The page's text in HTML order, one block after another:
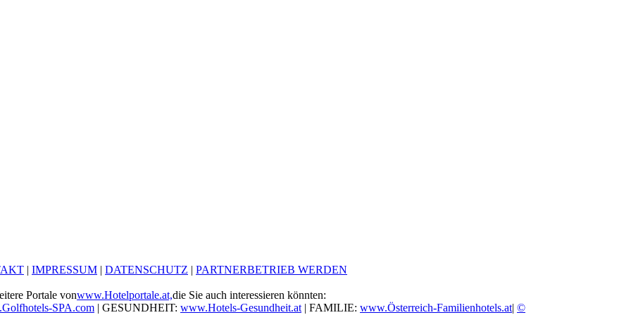
| IMPRESSUM | DATENSCHUTZ | PARTNERBETRIEB WERDEN
Portale vonwww.Hotelportale.at,die Sie auch interessieren könnten:
SPA.com | GESUNDHEIT: www.Hotels-Gesundheit.at | FAMILIE: www.Österreich-Familienhotels.at| ©